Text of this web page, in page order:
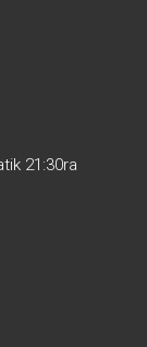
21:30ra